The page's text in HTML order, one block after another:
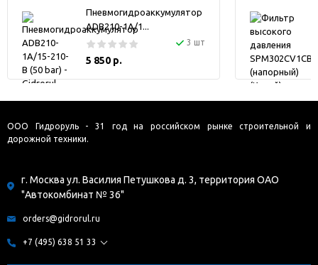
Пневмогидроаккумулятор
ADB210-1A/1...
3 шт
5 850 р.
ООО Гидроруль - 31 год на российском рынке строительной и
дорожной техники.
г. Москва ул. Василия Петушкова д. 3, территория ОАО
"Автокомбинат № 36"
orders@gidrorul.ru
+7 (495) 638 51 33